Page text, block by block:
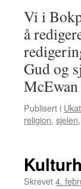
Vi i
å
Gud og
Publisert i
religion, sjelen,
Skrevet4.